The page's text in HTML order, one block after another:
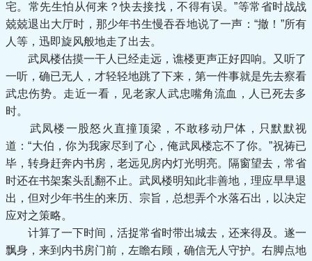
宅。常先生怕从何来？快去接找，不得有误。”等常省时战战
兢兢退出大厅时，那少年书生慢吞吞地说了一声：“撤！”所有
人等，迅即旋风般地走了出去。
武凤楼估摸一干人已经走远，谯楼更声正好四响。又听了
一听，确已无人，才轻轻地跳了下来，第一件事就是先去察看
武忠伤势。走近一看，见老家人武忠嘴角流血，人已死去多
时。
武凤楼一股怒火直撞顶梁，不敢移动尸体，只默默视
道：“大伯，你为我家尽到了心，俺武凤楼忘不了你。”祝祷已
毕，转身赶奔内书房，老远见房内灯光明亮。隔窗望去，常省
时还在书架案头乱翻不止。武凤楼明知此非善地，理应早早退
出，但对少年书生的来历、宗旨，总想弄个水落石出，以决定
应对之策略。
计算了一下时间，活捉常省时带出城去，还来得及。遂一
飘身，来到内书房门前，左瞻右顾，确信无人守护。右脚点地